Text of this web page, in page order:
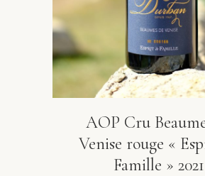
AOP Cru
Venise rouge «
Famille » 2021